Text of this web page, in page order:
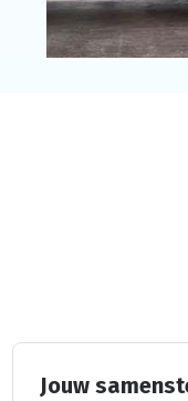
Jouw